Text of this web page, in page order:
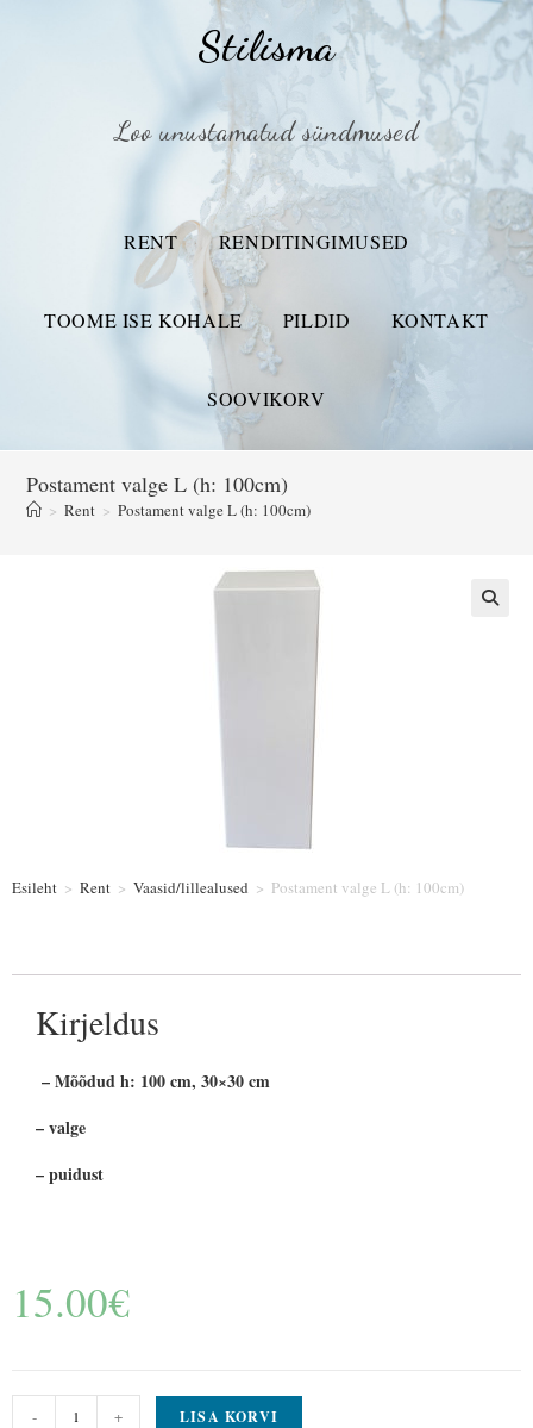
Stilisma
Loo unustamatud sündmused
RENT RENDITINGIMUSED
TOOME ISE KOHALE PILDID KONTAKT
SOOVIKORV
Postament valge L (h: 100cm)
> Rent > Postament valge L (h: 100cm)
Esileht > Rent > Vaasid/lillealused > Postament valge L (h: 100cm)
Kirjeldus
– Mõõdud h: 100 cm, 30×30 cm
– valge
– puidust
15.00€
- + LISA KORVI